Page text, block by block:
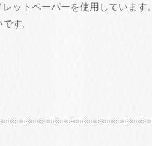
ットペーパーを使用しています。
す。